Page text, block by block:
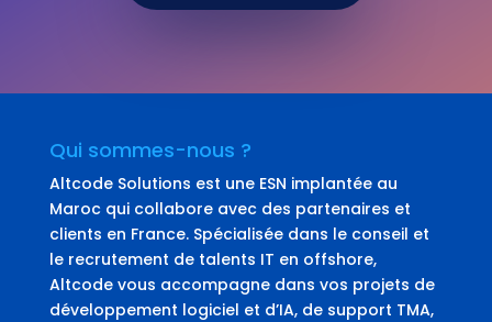
Qui sommes-nous ?
Altcode Solutions est une ESN implantée au
Maroc qui collabore avec des partenaires et
clients en France. Spécialisée dans le conseil et
le recrutement de talents IT en offshore,
Altcode vous accompagne dans vos projets de
développement logiciel et d’IA, de support TMA,